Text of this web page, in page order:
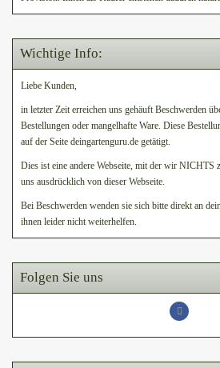
Wichtige Info:
Liebe Kunden,
in letzter Zeit erreichen uns gehäuft Beschwerden
Bestellungen oder mangelhafte Ware. Diese
auf der Seite deingartenguru.de getätigt.
Dies ist eine andere Webseite, mit der wir NICHTS
uns ausdrücklich von dieser Webseite.
Bei Beschwerden wenden sie sich bitte direkt an
ihnen leider nicht weiterhelfen.
Folgen Sie uns